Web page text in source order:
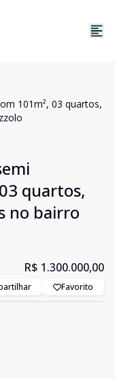
101m², 03 quartos,
quartos,
no bairro
R$ 1.300.000,00
Favorito